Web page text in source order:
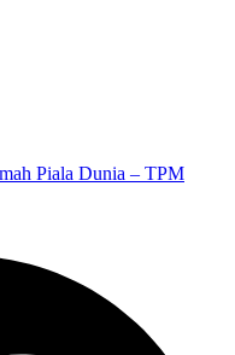
Piala Dunia – TPM